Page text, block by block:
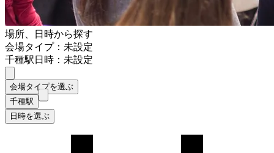
場所、日時から探す
会場タイプ：未設定
千種駅日時：未設定
会場タイプを選ぶ
千種駅
日時を選ぶ